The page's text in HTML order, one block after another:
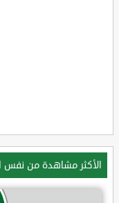
الأكثر مشاهدة من نفس